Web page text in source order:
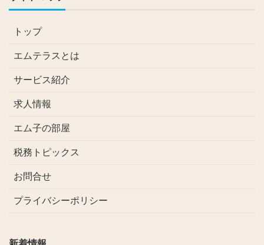
トップ
エムテラスとは
サービス紹介
求人情報
エム子の部屋
税務トピックス
お問合せ
プライバシーポリシー